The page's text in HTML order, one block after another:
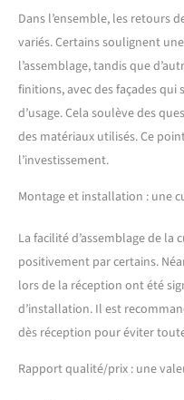
Dans l’ensemble, les retours
variés. Certains soulignent
l’assemblage, tandis que
finitions, avec des façades
d’usage. Cela soulève des
des matériaux utilisés. Ce
l’investissement.
Montage et installation : une
La facilité d’assemblage de la
positivement par certains.
lors de la réception ont été
d’installation. Il est
dès réception pour éviter
Rapport qualité/prix : une